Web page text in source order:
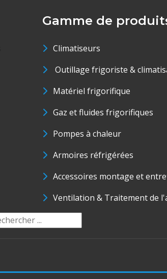
Gamme de
Climatiseurs
Outillage frigoriste &
Matériel frigorifique
Gaz et fluides frigorifiques
Pompes à chaleur
Armoires réfrigérées
Accessoires montage et
Ventilation & Traitement de